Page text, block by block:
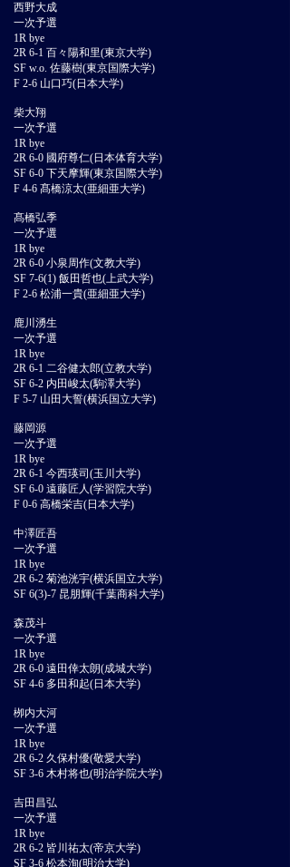
西野大成
一次予選
1R bye
2R 6-1 百々陽和里(東京大学)
SF w.o. 佐藤樹(東京国際大学)
F 2-6 山口巧(日本大学)
柴大翔
一次予選
1R bye
2R 6-0 國府尊仁(日本体育大学)
SF 6-0 下天摩輝(東京国際大学)
F 4-6 髙橋涼太(亜細亜大学)
髙橋弘季
一次予選
1R bye
2R 6-0 小泉周作(文教大学)
SF 7-6(1) 飯田哲也(上武大学)
F 2-6 松浦一貴(亜細亜大学)
鹿川湧生
一次予選
1R bye
2R 6-1 二谷健太郎(立教大学)
SF 6-2 内田峻太(駒澤大学)
F 5-7 山田大誓(横浜国立大学)
藤岡源
一次予選
1R bye
2R 6-1 今西瑛司(玉川大学)
SF 6-0 遠藤匠人(学習院大学)
F 0-6 高橋栄吉(日本大学)
中澤匠吾
一次予選
1R bye
2R 6-2 菊池洸宇(横浜国立大学)
SF 6(3)-7 昆朋輝(千葉商科大学)
森茂斗
一次予選
1R bye
2R 6-0 遠田倖太朗(成城大学)
SF 4-6 多田和起(日本大学)
栁内大河
一次予選
1R bye
2R 6-2 久保村優(敬愛大学)
SF 3-6 木村将也(明治学院大学)
吉田昌弘
一次予選
1R bye
2R 6-2 皆川祐太(帝京大学)
SF 3-6 松本洵(明治大学)